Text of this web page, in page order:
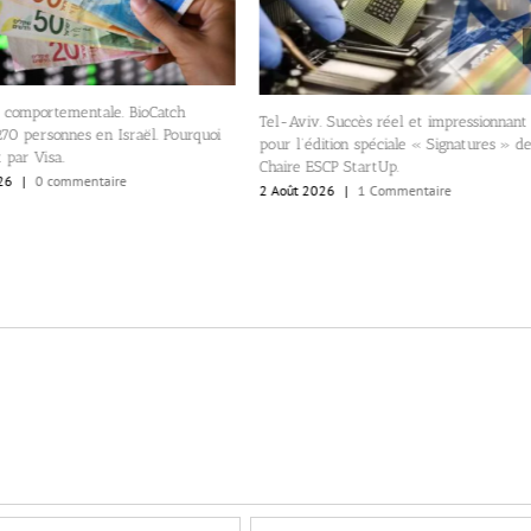
BioCatch
personnes en Israël. Pourquoi
par Visa.
| 0 commentaire
Tel-Aviv. Succès réel et impressionnant
pour l’édition spéciale « Signatures »
Chaire ESCP StartUp.
2 Août 2026 | 1 Commentaire